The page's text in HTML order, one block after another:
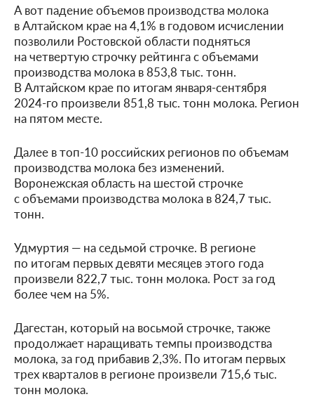
А вот падение объемов производства молока
в Алтайском крае на 4,1% в годовом исчислении
позволили Ростовской области подняться
на четвертую строчку рейтинга с объемами
производства молока в 853,8 тыс. тонн.
В Алтайском крае по итогам января-сентября
2024-го произвели 851,8 тыс. тонн молока. Регион
на пятом месте.
Далее в топ-10 российских регионов по объемам
производства молока без изменений.
Воронежская область на шестой строчке
с объемами производства молока в 824,7 тыс.
тонн.
Удмуртия — на седьмой строчке. В регионе
по итогам первых девяти месяцев этого года
произвели 822,7 тыс. тонн молока. Рост за год
более чем на 5%.
Дагестан, который на восьмой строчке, также
продолжает наращивать темпы производства
молока, за год прибавив 2,3%. По итогам первых
трех кварталов в регионе произвели 715,6 тыс.
тонн молока.